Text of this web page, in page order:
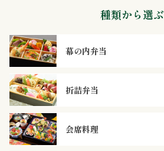
弁
当
折
詰
弁
種類から選ぶ
幕の内弁当
折詰弁当
会席料理